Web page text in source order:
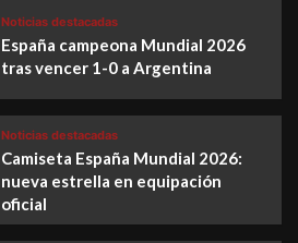
Noticias destacadas
España campeona Mundial 2026
tras vencer 1-0 a Argentina
Noticias destacadas
Camiseta España Mundial 2026:
nueva estrella en equipación
oficial